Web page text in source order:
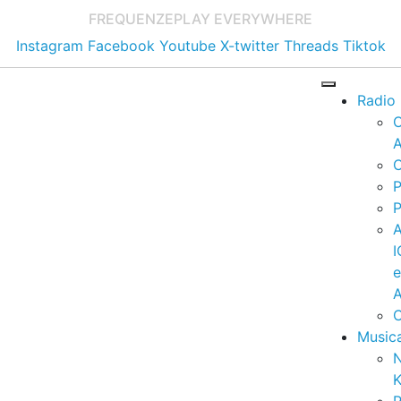
FREQUENZEPLAY EVERYWHERE
Instagram Facebook Youtube X-twitter Threads Tiktok
Radio
e